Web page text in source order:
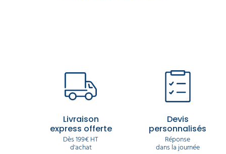
Livraison
express offerte
Dès 199€ HT
d'achat
Devis
personnalisés
Réponse
dans la journée